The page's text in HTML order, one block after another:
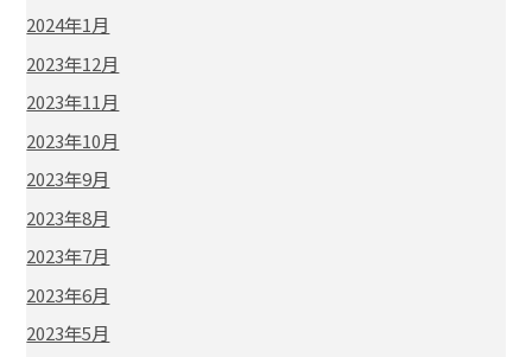
2024年1月
2023年12月
2023年11月
2023年10月
2023年9月
2023年8月
2023年7月
2023年6月
2023年5月